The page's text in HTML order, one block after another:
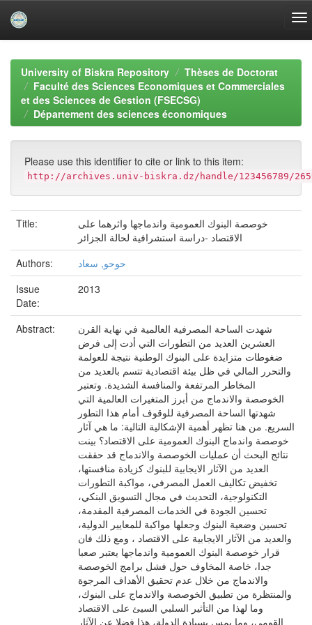
navigationUniversity of Biskra Repository
Thèses de Doctorat
Faculté des Sciences Economiques et Commerciales
et des Sciences de Gestion (FSECSG)
Département des sciences économiques
Please use this identifier to cite or link to this item:
http://archives.univ-biskra.dz/handle/123456789/
Title:
خوصصة البنوك العمومية واندماجها واثرهما على
الاقتصاد -دراسة استشرافية لحالة الجزائر
Authors:
حوحو, سعاد
Issue
Date:
2013
Abstract:
شهدت الساحة المصرفية العالمية في نهاية القرن
العشرين العديد من التطورات التي أدت إلى فرض
ضغوطات متزايدة على البنوك الوطنية نتيجة للعولمة
والتحرر المالي في ظل بيئة اقتصادية تتسم بالعديد من
المخاطر المرتفعة والمنافسة الشديدة. وتعتبر
الخوصصة والاندماج من أبرز المتغيرات العالمية التي
شهدتها الساحة المصرفية للوقوف أمام هذا التطور
السريع. من هنا تظهر أهمية الإشكالية التالية: ما هي آثار
خوصصة واندماج البنوك العمومية على الاقتصاد؟ بينت
نتائج البحث أن عمليات الخوصصة والاندماج قد حققت
العديد من الآثار الايجابية للبنوك كزيادة منافستها،
تخفيض تكاليف العمل المصرفي، مواكبة التطورات
التكنولوجية، التحديث في مجال التسويق البنكي،
تحسين الجودة في الخدمات المصرفية المقدمة،
تحسين وضعية البنوك وجعلها مواكبة للمعايير الدولية،
والعديد من الآثار الايجابية على الاقتصاد ، ومع ذلك فان
قرار خوصصة البنوك العمومية واندماجها يعتبر صعبا
جدا، خاصة المخاوف حول فشل برامج الخوصصة
والاندماج من خلال عدم تحقيق الأهداف المرجوة
والمنتظرة من تطبيق الخوصصة والاندماج على البنوك،
وما لهذا من التأثير السلبي السيئ على الاقتصاد
القومي، وما يمس بسيادة الدولة، هذا فضلا عن الآثار